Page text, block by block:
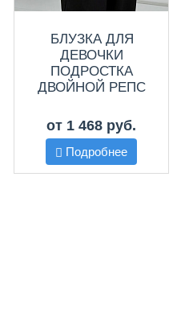
БЛУЗКА ДЛЯ
ДЕВОЧКИ
ПОДРОСТКА
ДВОЙНОЙ РЕПС
от 1 468 руб.
Подробнее